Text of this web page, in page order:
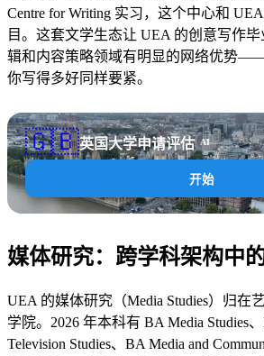
Centre for Writing 实习，这个中心和
目。这套文学生态让 UEA 的创意写作
辑和内容策略领域有明显的网络优势
你写得多好同样要紧。
🇬🇧英国大学申请评估 AI
开始
媒体研究：跨学科架构中
UEA 的媒体研究（Media Studies）归在
学院。2026 年本科有 BA Media Studies
Television Studies、BA Media and